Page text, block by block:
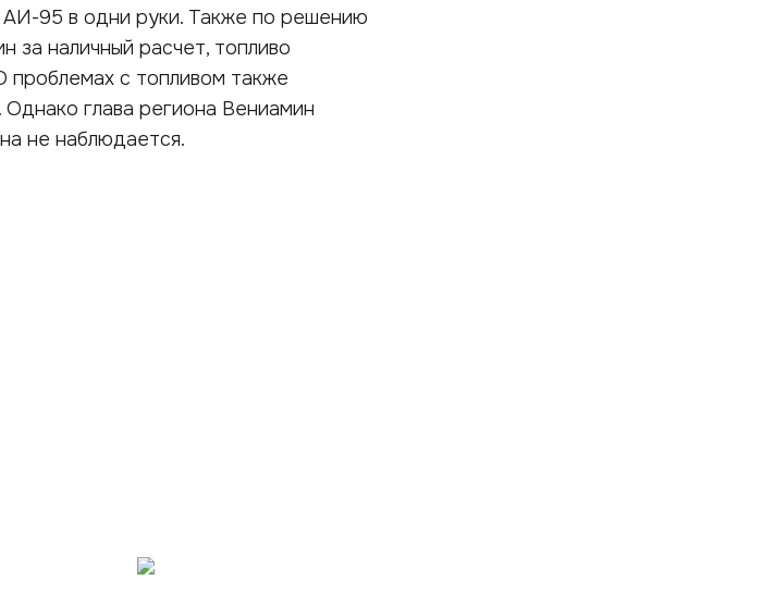
95 в одни руки. Также по решению
за наличный расчет, топливо
проблемах с топливом также
глава региона Вениамин
не наблюдается.